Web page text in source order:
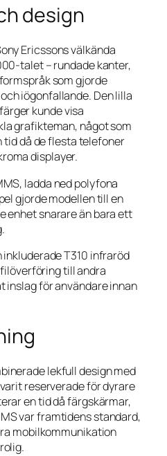
design
Ericssons välkända
talet – rundade kanter,
som gjorde
iögonfallande. Den lilla
kunde visa
grafikteman, något som
då de flesta telefoner
displayer.
ladda ned polyfona
gjorde modellen till en
enhet snarare än bara ett
T310 infraröd
till andra
för användare innan
lekfull design med
reserverade för dyrare
en tid då färgskärmar,
var framtidens standard,
mobilkommunikation